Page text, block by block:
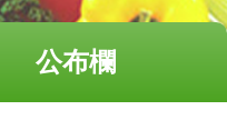
公布欄